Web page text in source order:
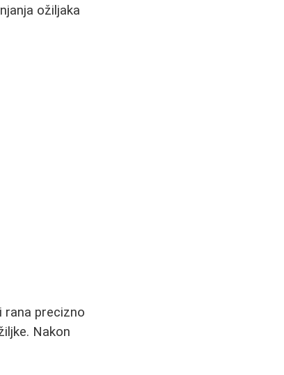
ožiljaka
rana precizno
Nakon